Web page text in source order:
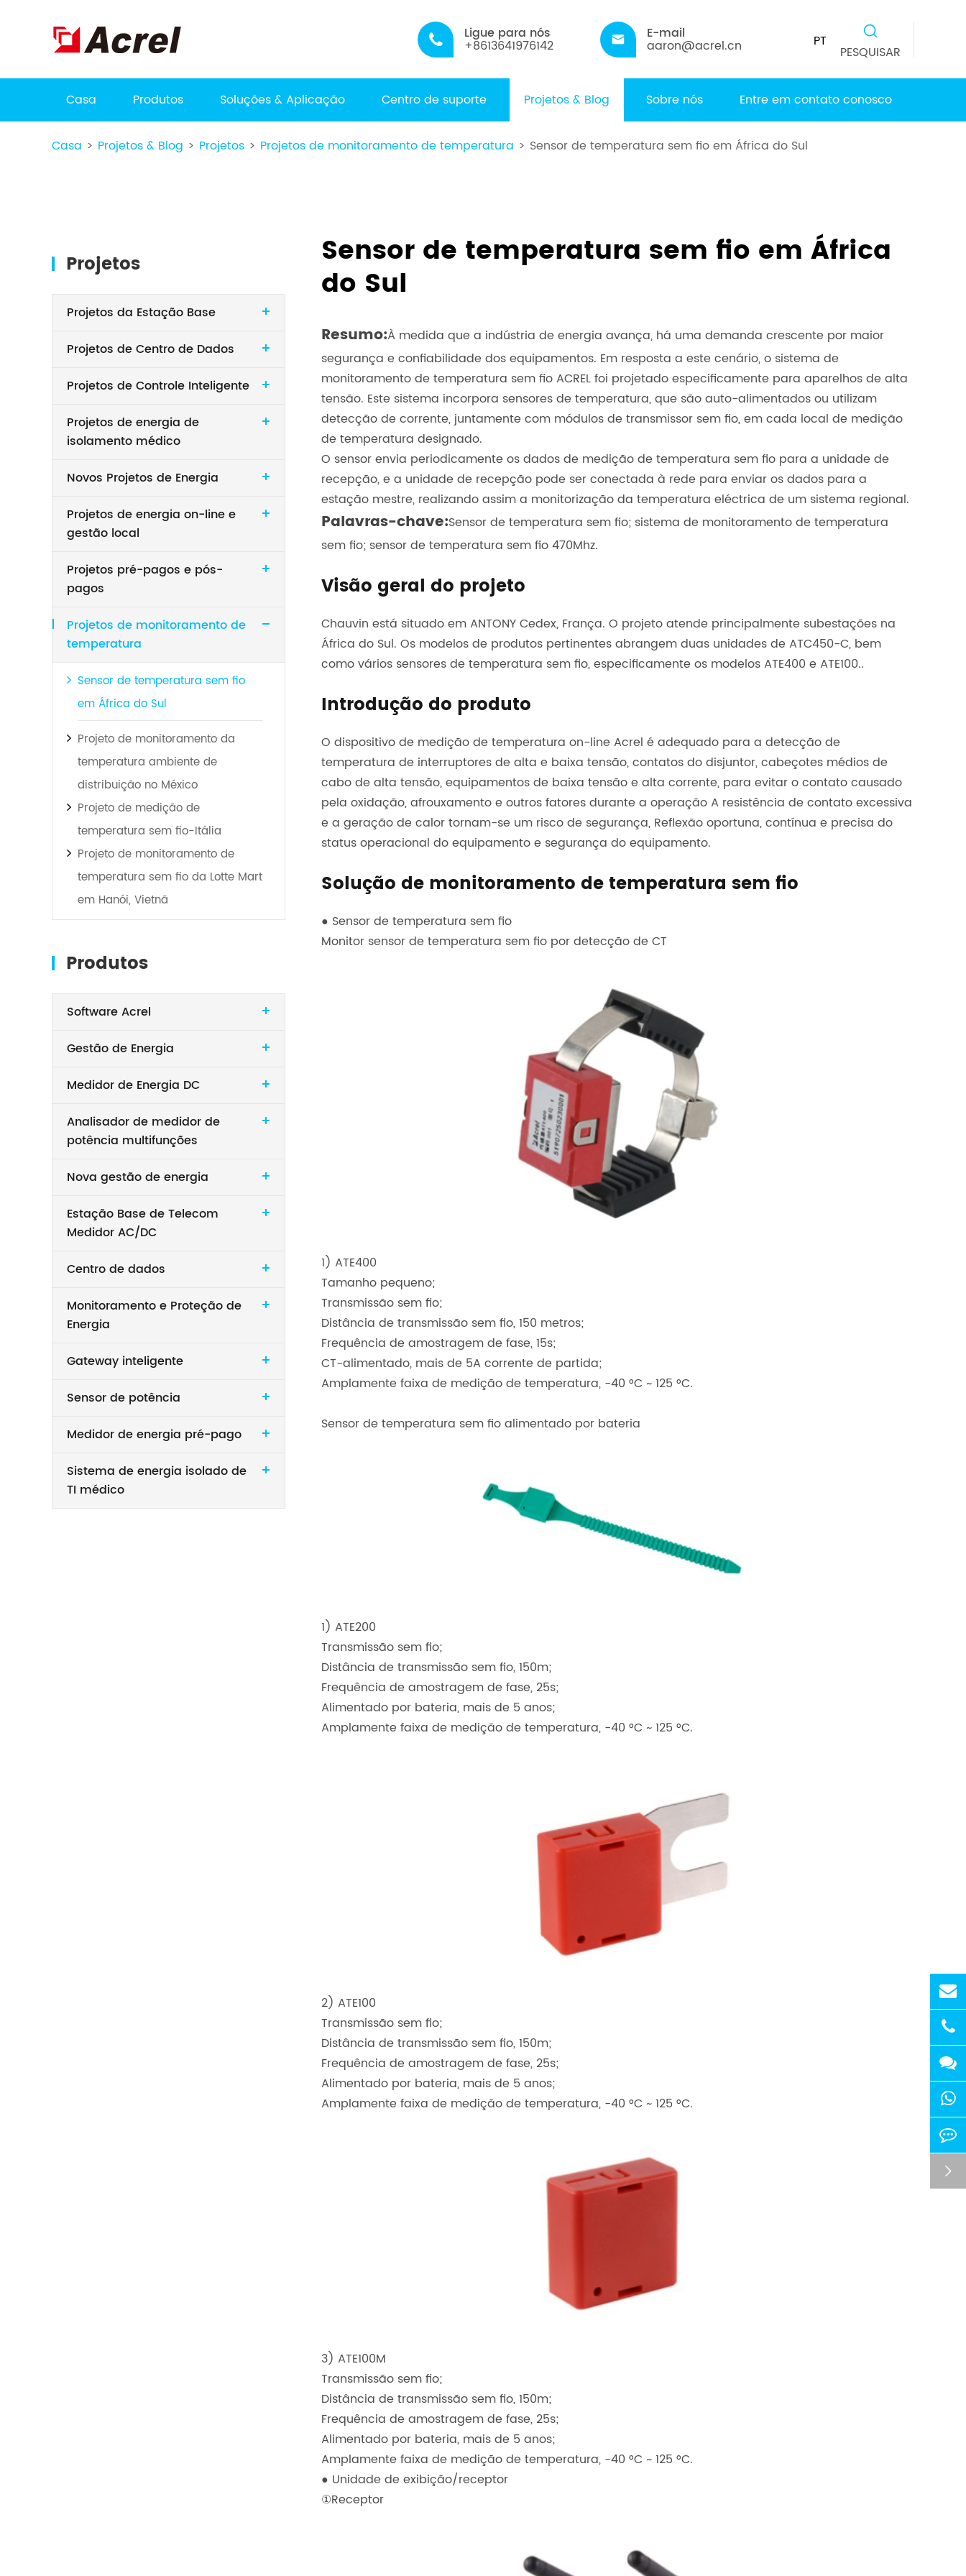
 Ligue para nós
+8613641976142  E-mail
aaron@acrel.cn PT
PESQUISAR
Casa Produtos Soluções & Aplicação Centro de suporte Projetos & Blog Sobre nós Entre em contato conosco
Casa Projetos & Blog Projetos Projetos de monitoramento de temperatura Sensor de temperatura sem fio em África do Sul
Sensor de temperatura sem fio em África
do Sul
Resumo:À medida que a indústria de energia avança, há uma demanda crescente por maior
segurança e confiabilidade dos equipamentos. Em resposta a este cenário, o sistema de
monitoramento de temperatura sem fio ACREL foi projetado especificamente para aparelhos de alta
tensão. Este sistema incorpora sensores de temperatura, que são auto-alimentados ou utilizam
detecção de corrente, juntamente com módulos de transmissor sem fio, em cada local de medição
de temperatura designado.
O sensor envia periodicamente os dados de medição de temperatura sem fio para a unidade de
recepção, e a unidade de recepção pode ser conectada à rede para enviar os dados para a
estação mestre, realizando assim a monitorização da temperatura eléctrica de um sistema regional.
Palavras-chave:Sensor de temperatura sem fio; sistema de monitoramento de temperatura
sem fio; sensor de temperatura sem fio 470Mhz.
Visão geral do projeto
Chauvin está situado em ANTONY Cedex, França. O projeto atende principalmente subestações na
África do Sul. Os modelos de produtos pertinentes abrangem duas unidades de ATC450-C, bem
como vários sensores de temperatura sem fio, especificamente os modelos ATE400 e ATE100..
Introdução do produto
O dispositivo de medição de temperatura on-line Acrel é adequado para a detecção de
temperatura de interruptores de alta e baixa tensão, contatos do disjuntor, cabeçotes médios de
cabo de alta tensão, equipamentos de baixa tensão e alta corrente, para evitar o contato causado
pela oxidação, afrouxamento e outros fatores durante a operação A resistência de contato excessiva
e a geração de calor tornam-se um risco de segurança, Reflexão oportuna, contínua e precisa do
status operacional do equipamento e segurança do equipamento.
Solução de monitoramento de temperatura sem fio
● Sensor de temperatura sem fio
Monitor sensor de temperatura sem fio por detecção de CT
1) ATE400
Tamanho pequeno;
Transmissão sem fio;
Distância de transmissão sem fio, 150 metros;
Frequência de amostragem de fase, 15s;
CT-alimentado, mais de 5A corrente de partida;
Amplamente faixa de medição de temperatura, -40 °C ~ 125 °C.
Sensor de temperatura sem fio alimentado por bateria
1) ATE200
Transmissão sem fio;
Distância de transmissão sem fio, 150m;
Frequência de amostragem de fase, 25s;
Alimentado por bateria, mais de 5 anos;
Amplamente faixa de medição de temperatura, -40 °C ~ 125 °C.
2) ATE100
Transmissão sem fio;
Distância de transmissão sem fio, 150m;
Frequência de amostragem de fase, 25s;
Alimentado por bateria, mais de 5 anos;
Amplamente faixa de medição de temperatura, -40 °C ~ 125 °C.
3) ATE100M
Transmissão sem fio;
Distância de transmissão sem fio, 150m;
Frequência de amostragem de fase, 25s;
Alimentado por bateria, mais de 5 anos;
Amplamente faixa de medição de temperatura, -40 °C ~ 125 °C.
● Unidade de exibição/receptor
①Receptor
Projetos
Projetos da Estação Base
Projetos de Centro de Dados
Projetos de Controle Inteligente
Projetos de energia de
isolamento médico
Novos Projetos de Energia
Projetos de energia on-line e
gestão local
Projetos pré-pagos e pós-
pagos
Projetos de monitoramento de
temperatura
Sensor de temperatura sem fio
em África do Sul
Projeto de monitoramento da
temperatura ambiente de
distribuição no México
Projeto de medição de
temperatura sem fio-Itália
Projeto de monitoramento de
temperatura sem fio da Lotte Mart
em Hanói, Vietnã
Produtos
Software Acrel
Gestão de Energia
Medidor de Energia DC
Analisador de medidor de
potência multifunções
Nova gestão de energia
Estação Base de Telecom
Medidor AC/DC
Centro de dados
Monitoramento e Proteção de
Energia
Gateway inteligente
Sensor de potência
Medidor de energia pré-pago
Sistema de energia isolado de
TI médico
